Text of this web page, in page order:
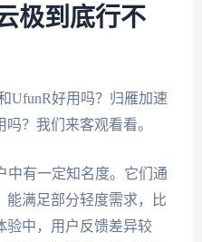
极到底行不
UfunR好用吗？归雁加速
？我们来客观看看。
中有一定知名度。它们通
能满足部分轻度需求，比
验中，用户反馈差异较